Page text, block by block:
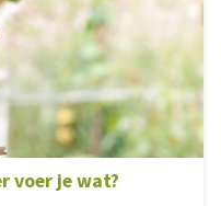
voer je wat?